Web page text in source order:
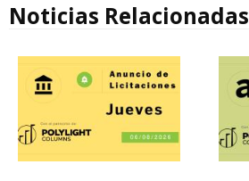
Noticias Relacionadas